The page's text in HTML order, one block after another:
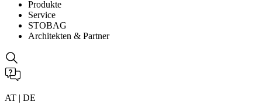
Produkte
Service
STOBAG
Architekten & Partner
AT | DE